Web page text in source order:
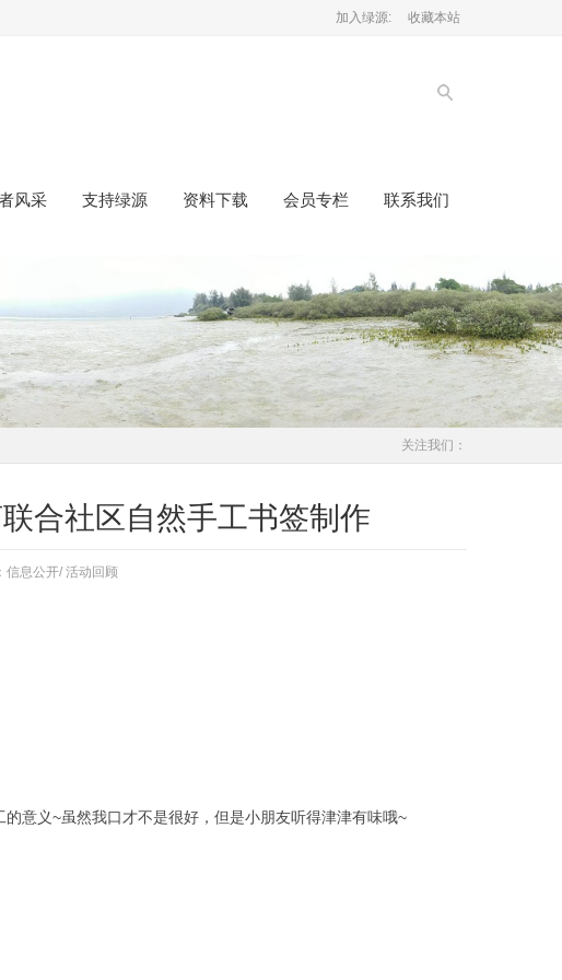
加入绿源: 收藏本站
风采 支持绿源 资料下载 会员专栏 联系我们
关注我们：
合社区自然手工书签制作
信息公开/ 活动回顾
意义~虽然我口才不是很好，但是小朋友听得津津有味哦~